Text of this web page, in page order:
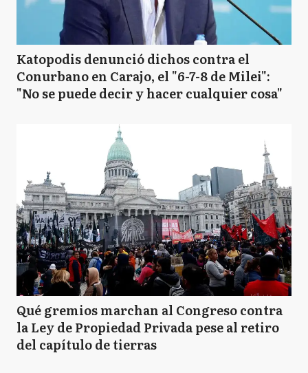
Katopodis denunció dichos contra el
Conurbano en Carajo, el "6-7-8 de Milei":
"No se puede decir y hacer cualquier cosa"
Qué gremios marchan al Congreso contra
la Ley de Propiedad Privada pese al retiro
del capítulo de tierras